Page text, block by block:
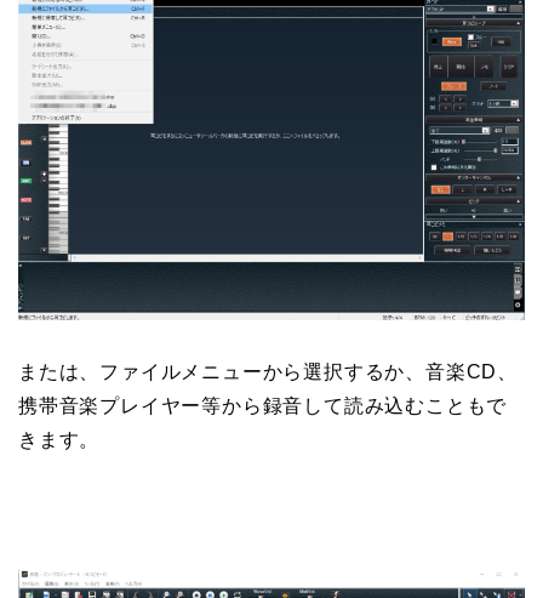
または、ファイルメニューから選択するか、音楽CD、
携帯音楽プレイヤー等から録音して読み込むこともで
きます。